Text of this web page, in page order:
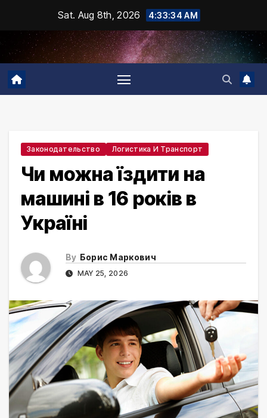
content
Sat. Aug 8th, 2026 4:33:35 AM
Законодательство Логистика И Транспорт
Чи можна їздити на
машині в 16 років в
Україні
By Борис Маркович
MAY 25, 2026